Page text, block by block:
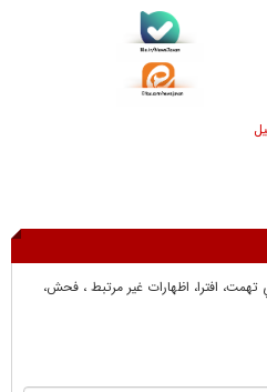
تهمت، افترا، اظهارات غير مرتبط ، فحش،